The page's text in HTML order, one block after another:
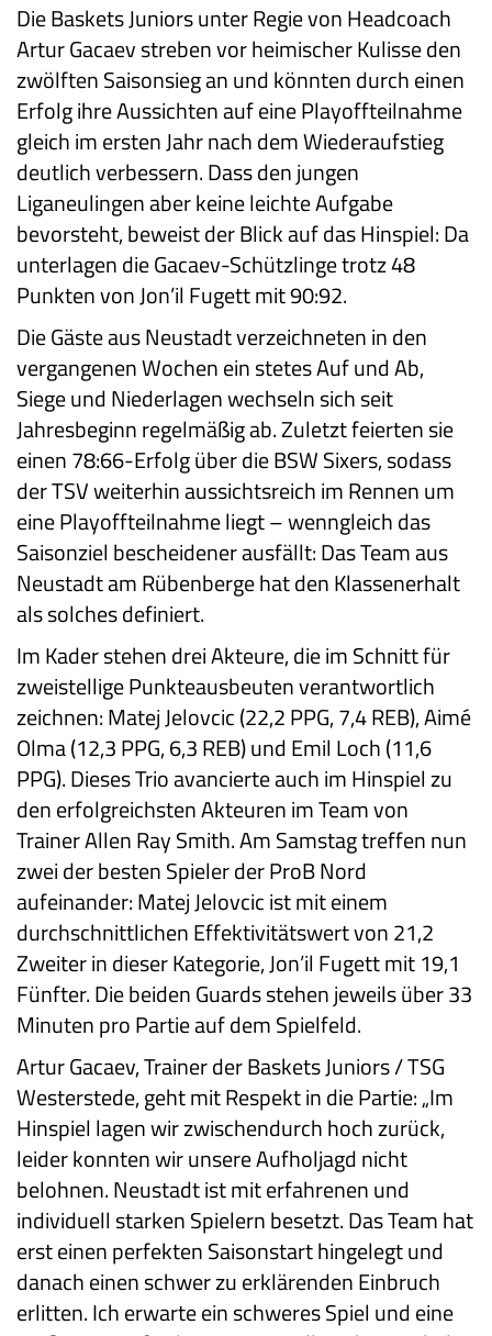
Die Baskets Juniors unter Regie von Headcoach
Artur Gacaev streben vor heimischer Kulisse den
zwölften Saisonsieg an und könnten durch einen
Erfolg ihre Aussichten auf eine Playoffteilnahme
gleich im ersten Jahr nach dem Wiederaufstieg
deutlich verbessern. Dass den jungen
Liganeulingen aber keine leichte Aufgabe
bevorsteht, beweist der Blick auf das Hinspiel: Da
unterlagen die Gacaev-Schützlinge trotz 48
Punkten von Jon’il Fugett mit 90:92.
Die Gäste aus Neustadt verzeichneten in den
vergangenen Wochen ein stetes Auf und Ab,
Siege und Niederlagen wechseln sich seit
Jahresbeginn regelmäßig ab. Zuletzt feierten sie
einen 78:66-Erfolg über die BSW Sixers, sodass
der TSV weiterhin aussichtsreich im Rennen um
eine Playoffteilnahme liegt – wenngleich das
Saisonziel bescheidener ausfällt: Das Team aus
Neustadt am Rübenberge hat den Klassenerhalt
als solches definiert.
Im Kader stehen drei Akteure, die im Schnitt für
zweistellige Punkteausbeuten verantwortlich
zeichnen: Matej Jelovcic (22,2 PPG, 7,4 REB), Aimé
Olma (12,3 PPG, 6,3 REB) und Emil Loch (11,6
PPG). Dieses Trio avancierte auch im Hinspiel zu
den erfolgreichsten Akteuren im Team von
Trainer Allen Ray Smith. Am Samstag treffen nun
zwei der besten Spieler der ProB Nord
aufeinander: Matej Jelovcic ist mit einem
durchschnittlichen Effektivitätswert von 21,2
Zweiter in dieser Kategorie, Jon’il Fugett mit 19,1
Fünfter. Die beiden Guards stehen jeweils über 33
Minuten pro Partie auf dem Spielfeld.
Artur Gacaev, Trainer der Baskets Juniors / TSG
Westerstede, geht mit Respekt in die Partie: „Im
Hinspiel lagen wir zwischendurch hoch zurück,
leider konnten wir unsere Aufholjagd nicht
belohnen. Neustadt ist mit erfahrenen und
individuell starken Spielern besetzt. Das Team hat
erst einen perfekten Saisonstart hingelegt und
danach einen schwer zu erklärenden Einbruch
erlitten. Ich erwarte ein schweres Spiel und eine